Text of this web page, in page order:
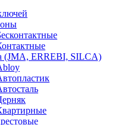
(JMA, ERREBI, SILCA)